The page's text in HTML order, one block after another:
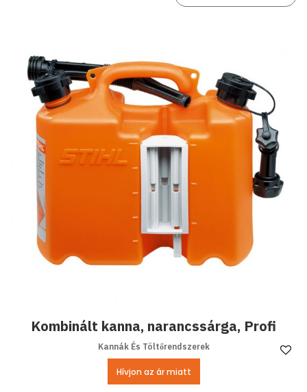
Kombinált kanna, narancssárga, Profi
Kannák És Töltőrendszerek
Hívjon az ár miatt